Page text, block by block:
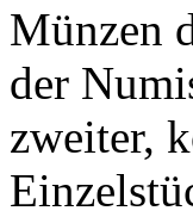
Münzen
der
zweiter,